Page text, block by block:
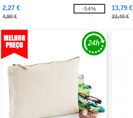
2,27 €
4,90 €
-54%
13,79 €
33,40 €